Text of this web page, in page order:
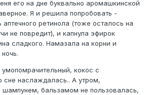
его на дне буквально аромашкинской
Я и решила попробовать -
ретинола (тоже осталось на
не повредит), и капнула эфирок
сладкого. Намазала на корни и
кокос с
сне наслаждалась.. А утром,
бальзамом не пользовалась,